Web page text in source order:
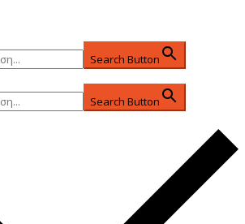
Search Button
Search Button